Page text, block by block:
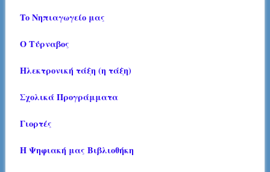
To Nηπιαγωγείο μας
Ο Τύρναβος
Ηλεκτρονική τάξη (η τάξη)
Σχολικά Προγράμματα
Γιορτές
Η Ψηφιακή μας Βιβλιοθήκη